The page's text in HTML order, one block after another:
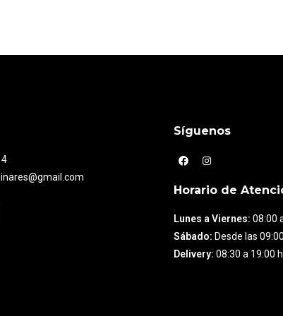
Síguenos
Horario de
Lunes a Viernes: 08:00
Sábado: Desde las
Delivery: 08:30 a 19:00